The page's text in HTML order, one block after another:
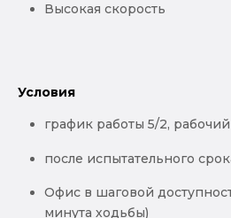
Высокая скорость
Условия
график работы 5/2,
после испытательного
Офис в шаговой
минута ходьбы)